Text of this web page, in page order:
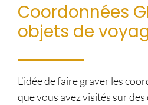
Coordonnées
objets de
L’idée de faire graver les
que vous avez visités sur